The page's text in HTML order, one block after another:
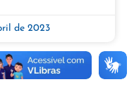
de 2023